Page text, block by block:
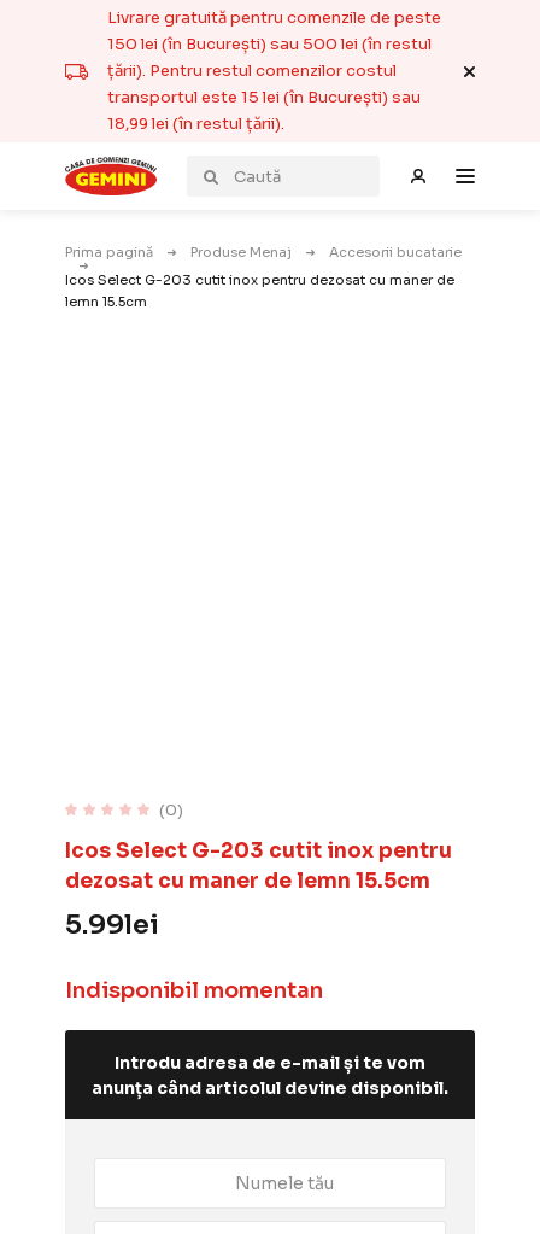
Livrare gratuită pentru comenzile de peste
150 lei (în București) sau 500 lei (în restul
țării). Pentru restul comenzilor costul
transportul este 15 lei (în București) sau
18,99 lei (în restul țării).
Prima pagină Produse Menaj
Accesorii bucatarie
Icos Select G-203 cutit inox pentru dezosat cu maner de
lemn 15.5cm
(0)
Icos Select G-203 cutit inox pentru
dezosat cu maner de lemn 15.5cm
5.99lei
Indisponibil momentan
Introdu adresa de e-mail și te vom
anunța când articolul devine disponibil.